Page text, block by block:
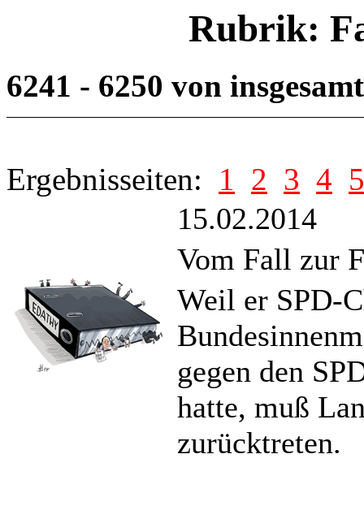
Rubrik:
6241 - 6250 von
Ergebnisseiten: 1 2 3 4 5
15.02.2014
Vom Fall zur
Weil er SPD-
gegen den
hatte, muß
zurücktreten.